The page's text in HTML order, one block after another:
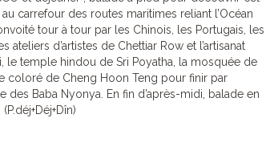
carrefour des routes maritimes reliant l’Océan
tour à tour par les Chinois, les Portugais, les
ateliers d’artistes de Chettiar Row et l’artisanat
le temple hindou de Sri Poyatha, la mosquée de
coloré de Cheng Hoon Teng pour finir par
des Baba Nyonya. En fin d’après-midi, balade en